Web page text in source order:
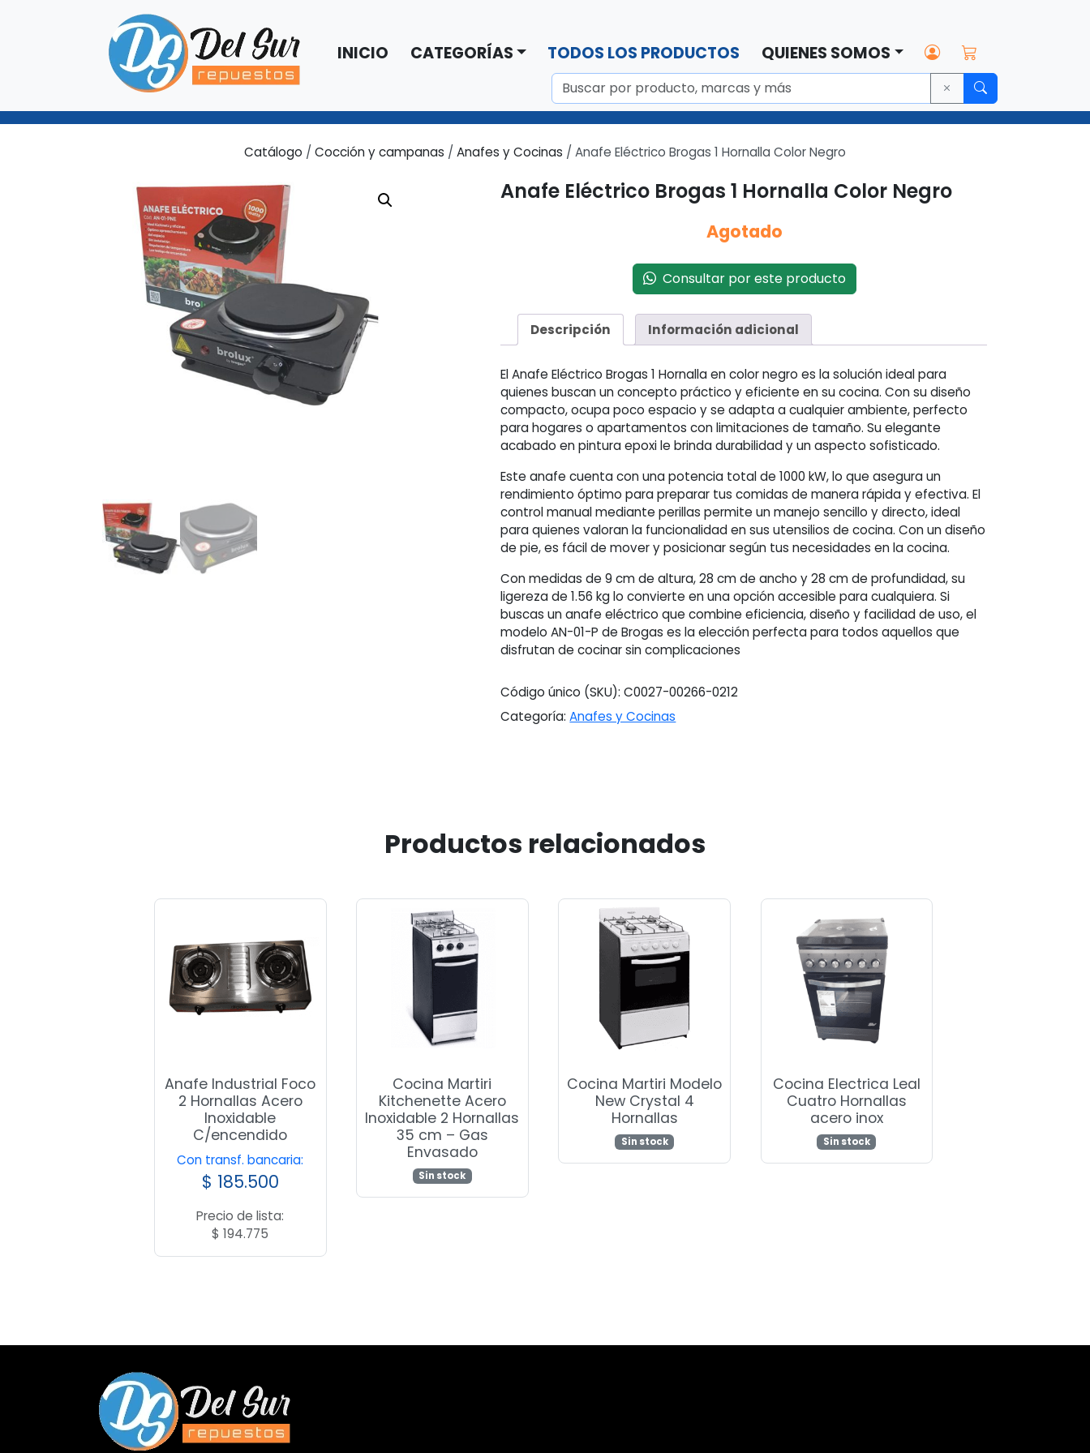
INICIO CATEGORÍAS TODOS LOS PRODUCTOS QUIENES SOMOS
Catálogo / Cocción y campanas / Anafes y Cocinas / Anafe Eléctrico Brogas 1 Hornalla Color Negro
Anafe Eléctrico Brogas 1 Hornalla Color Negro
Agotado
Consultar por este producto
Descripción Información adicional
El Anafe Eléctrico Brogas 1 Hornalla en color negro es la solución ideal para
quienes buscan un concepto práctico y eficiente en su cocina. Con su diseño
compacto, ocupa poco espacio y se adapta a cualquier ambiente, perfecto
para hogares o apartamentos con limitaciones de tamaño. Su elegante
acabado en pintura epoxi le brinda durabilidad y un aspecto sofisticado.
Este anafe cuenta con una potencia total de 1000 kW, lo que asegura un
rendimiento óptimo para preparar tus comidas de manera rápida y efectiva. El
control manual mediante perillas permite un manejo sencillo y directo, ideal
para quienes valoran la funcionalidad en sus utensilios de cocina. Con un diseño
de pie, es fácil de mover y posicionar según tus necesidades en la cocina.
Con medidas de 9 cm de altura, 28 cm de ancho y 28 cm de profundidad, su
ligereza de 1.56 kg lo convierte en una opción accesible para cualquiera. Si
buscas un anafe eléctrico que combine eficiencia, diseño y facilidad de uso, el
modelo AN-01-P de Brogas es la elección perfecta para todos aquellos que
disfrutan de cocinar sin complicaciones
Código único (SKU):C0027-00266-0212
Categoría:Anafes y Cocinas
Productos relacionados
Anafe Industrial Foco
2 Hornallas Acero
Inoxidable
C/encendido
Con transf. bancaria:
$ 185.500
Precio de lista:
$ 194.775
Cocina Martiri
Kitchenette Acero
Inoxidable 2 Hornallas
35 cm – Gas
Envasado
Sin stock
Cocina Martiri Modelo
New Crystal 4
Hornallas
Sin stock
Cocina Electrica Leal
Cuatro Hornallas
acero inox
Sin stock